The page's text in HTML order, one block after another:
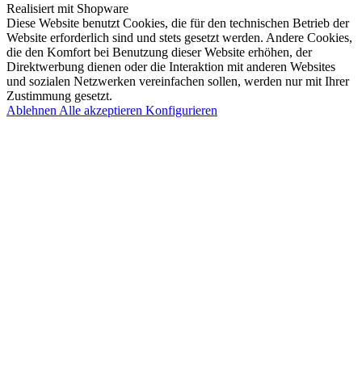
Realisiert mit Shopware
Diese Website benutzt Cookies, die für den technischen Betrieb der
Website erforderlich sind und stets gesetzt werden. Andere Cookies,
die den Komfort bei Benutzung dieser Website erhöhen, der
Direktwerbung dienen oder die Interaktion mit anderen Websites
und sozialen Netzwerken vereinfachen sollen, werden nur mit Ihrer
Zustimmung gesetzt.
Ablehnen Alle akzeptieren Konfigurieren